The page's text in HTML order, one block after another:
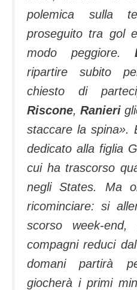
polemica sulla
proseguito tra gol
modo peggiore.
ripartire subito
chiesto di
Riscone, Ranieri
staccare la spina».
dedicato alla figlia
cui ha trascorso
negli States. Ma
ricominciare: si
scorso week-
compagni reduci dal
domani partirà
giocherà i primi